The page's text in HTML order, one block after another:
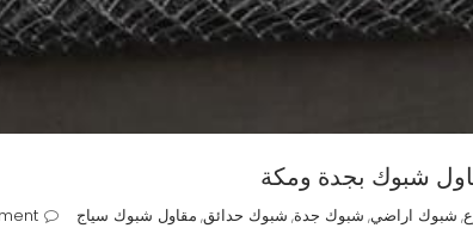
شبوك بجدة ومكة
, شبوك اراضي, شبوك جدة, شبوك حدائق, مقاول شبوك سياج